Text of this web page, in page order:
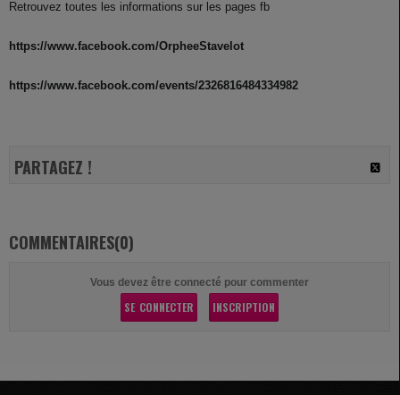
Retrouvez toutes les informations sur les pages fb
https://www.facebook.com/OrpheeStavelot
https://www.facebook.com/events/2326816484334982
PARTAGEZ !
COMMENTAIRES(0)
Vous devez être connecté pour commenter
SE CONNECTER INSCRIPTION